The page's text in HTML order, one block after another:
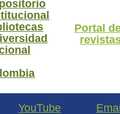
Portal
YouTube